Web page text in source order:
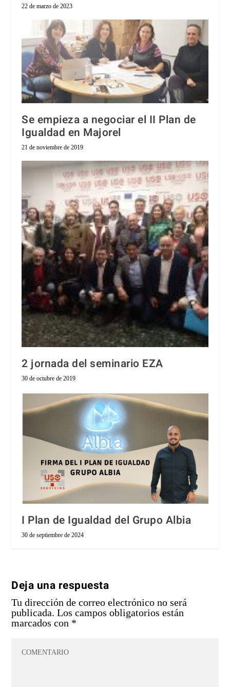
22 de marzo de 2023
Se empieza a negociar el II Plan de
Igualdad en Majorel
21 de noviembre de 2019
2 jornada del seminario EZA
30 de octubre de 2019
I Plan de Igualdad del Grupo Albia
30 de septiembre de 2024
Deja una respuesta
Tu dirección de correo electrónico no será
publicada. Los campos obligatorios están
marcados con *